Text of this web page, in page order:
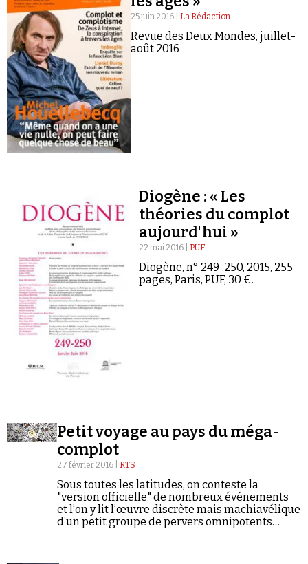
Faire un don
Se connecter
25 juin 2016 | La Rédaction
Revue des Deux Mondes, juillet-
août 2016
Diogène : « Les
théories du complot
aujourd'hui »
22 mai 2016 | PUF
Diogène, n° 249-250, 2015, 255
pages, Paris, PUF, 30 €.
Petit voyage au pays du méga-
complot
27 février 2016 | RTS
Sous toutes les latitudes, on conteste la
"version officielle" de nombreux événements
et l’on y lit l’œuvre discrète mais machiavélique
d’un petit groupe de pervers omnipotents